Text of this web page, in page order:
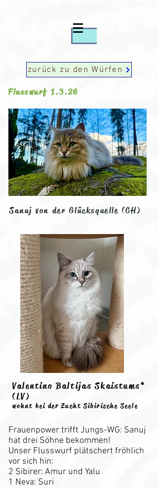
zurück zu den Würfen
Flusswurf 1.3.26
Sanuj von der Glücksquelle (CH)
Frauenpower trifft Jungs-WG: Sanuj
hat drei Söhne bekommen!
Unser Flusswurf plätschert fröhlich
vor sich hin:
2 Sibirer: Amur und Yalu
1 Neva: Suri
Valentino Baltijas Skaistums*
(LV)
wohnt bei der Zucht Sibirische Seele